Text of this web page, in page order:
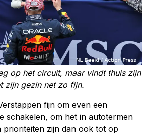
op het circuit, maar vindt thuis zijn
zijn gezin net zo fijn.
fijn om even een
schakelen, om het in autotermen
prioriteiten zijn dan ook tot op